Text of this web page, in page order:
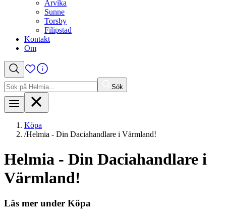
Arvika
Sunne
Torsby
Filipstad
Kontakt
Om
Sök
efter:
Sök
Köpa
/Helmia - Din Daciahandlare i Värmland!
Helmia - Din Daciahandlare i
Värmland!
Läs mer under Köpa